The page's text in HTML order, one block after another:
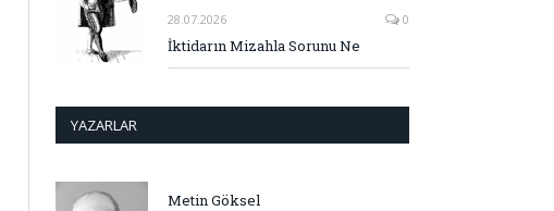
28.07.2026 0
İktidarın Mizahla Sorunu Ne
YAZARLAR
Metin Göksel